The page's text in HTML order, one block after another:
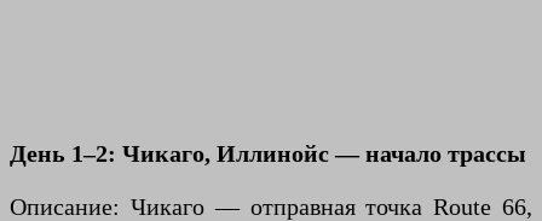
День 1–2: Чикаго, Иллинойс — начало трассы
Описание: Чикаго — отправная точка Route 66,